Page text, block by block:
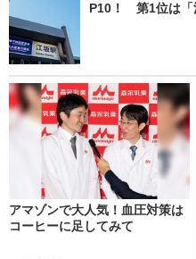
P10！ 第1位は「
アマゾンで大人気！血圧対策は
コーヒーに足してみて